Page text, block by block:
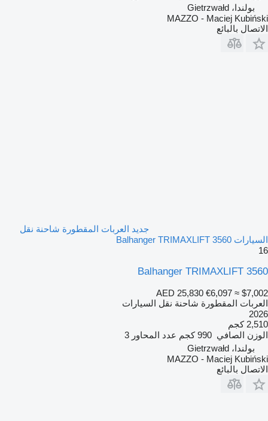
بولندا، Gietrzwałd
MAZZO - Maciej Kubiński
الاتصال بالبائع
جديد العربات المقطورة شاحنة نقل
السيارات Balhanger TRIMAXLIFT 3560
16
Balhanger TRIMAXLIFT 3560
AED 25,830 €6,097 ≈ $7,002
العربات المقطورة شاحنة نقل السيارات
2026
2,510 كجم
الوزن الصافي 990 كجم عدد المحاور 3
بولندا، Gietrzwałd
MAZZO - Maciej Kubiński
الاتصال بالبائع